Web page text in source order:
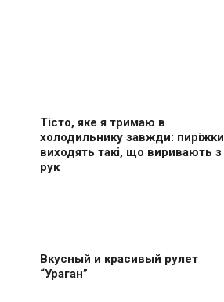
Тісто, яке я тримаю в
холодильнику завжди: пиріжки
виходять такі, що виривають з
рук
Вкусный и красивый рулет
“Ураган”